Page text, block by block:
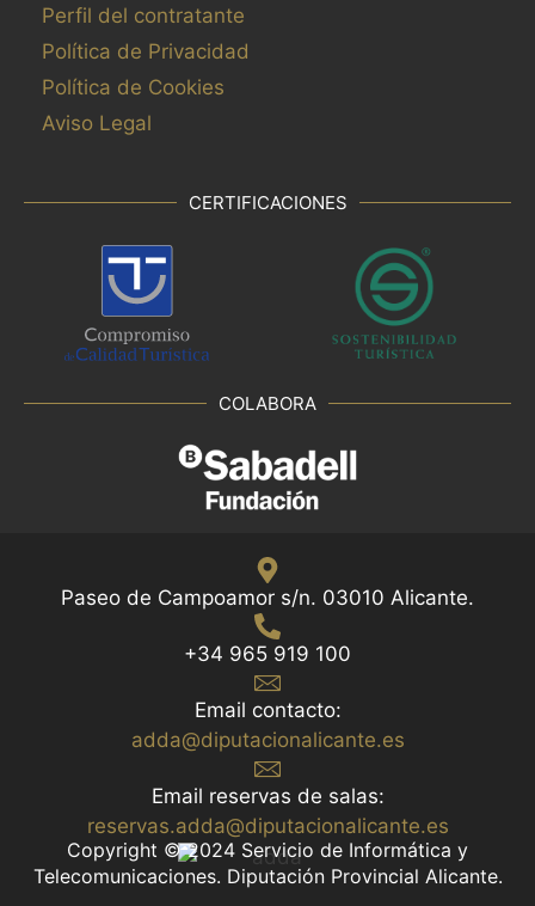
Perfil del contratante
Política de Privacidad
Política de Cookies
Aviso Legal
CERTIFICACIONES
COLABORA
Paseo de Campoamor s/n. 03010 Alicante.
+34 965 919 100
Email contacto:
adda@diputacionalicante.es
Email reservas de salas:
reservas.adda@diputacionalicante.es
Copyright © 2024 Servicio de Informática y
Telecomunicaciones. Diputación Provincial Alicante.